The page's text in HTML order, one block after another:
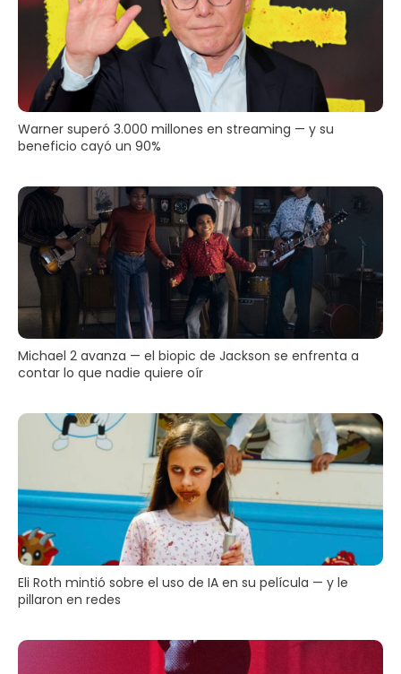
Warner superó 3.000 millones en streaming — y su
beneficio cayó un 90%
Michael 2 avanza — el biopic de Jackson se enfrenta a
contar lo que nadie quiere oír
Eli Roth mintió sobre el uso de IA en su película — y le
pillaron en redes